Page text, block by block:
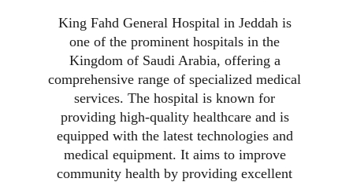
King Fahd General Hospital in Jeddah is
one of the prominent hospitals in the
Kingdom of Saudi Arabia, offering a
comprehensive range of specialized medical
services. The hospital is known for
providing high-quality healthcare and is
equipped with the latest technologies and
medical equipment. It aims to improve
community health by providing excellent